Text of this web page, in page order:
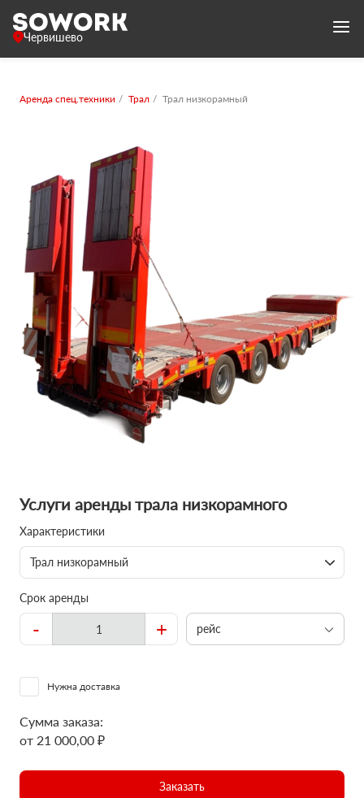
Червишево
Аренда спец.техники Трал Трал низкорамный
Услуги аренды трала низкорамного
Характеристики
Трал низкорамный
Срок аренды
- + рейс
Нужна доставка
Сумма заказа:
от 21 000,00 ₽
Заказать